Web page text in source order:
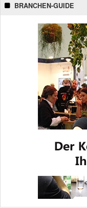
BRANCHEN-GUIDE